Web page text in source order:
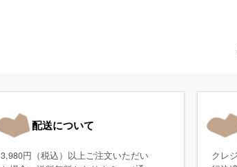
配送について
3,980円（税込）以上ご注文いただい
クレ